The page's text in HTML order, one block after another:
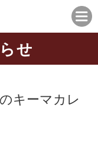
せ
キーマカレ